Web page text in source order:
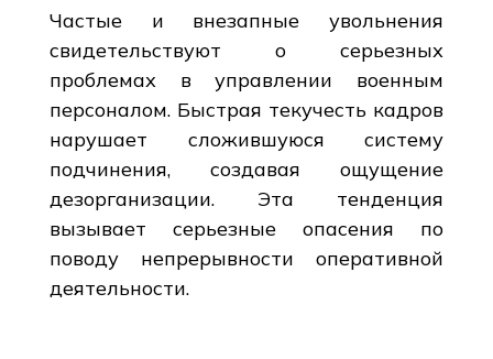
Частые и внезапные увольнения
свидетельствуют о серьезных
проблемах в управлении военным
персоналом. Быстрая текучесть кадров
нарушает сложившуюся систему
подчинения, создавая ощущение
дезорганизации. Эта тенденция
вызывает серьезные опасения по
поводу непрерывности оперативной
деятельности.